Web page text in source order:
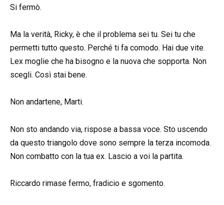
Si fermò.
Ma la verità, Ricky, è che il problema sei tu. Sei tu che
permetti tutto questo. Perché ti fa comodo. Hai due vite.
Lex moglie che ha bisogno e la nuova che sopporta. Non
scegli. Così stai bene.
Non andartene, Marti.
Non sto andando via, rispose a bassa voce. Sto uscendo
da questo triangolo dove sono sempre la terza incomoda.
Non combatto con la tua ex. Lascio a voi la partita.
Riccardo rimase fermo, fradicio e sgomento.